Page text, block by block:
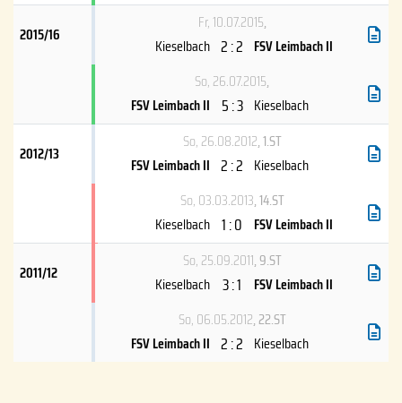
2015/16
Fr, 10.07.2015,
Kieselbach 2 : 2 FSV Leimbach II
So, 26.07.2015,
FSV Leimbach II 5 : 3 Kieselbach
2012/13
So, 26.08.2012, 1.ST
FSV Leimbach II 2 : 2 Kieselbach
So, 03.03.2013, 14.ST
Kieselbach 1 : 0 FSV Leimbach II
2011/12
So, 25.09.2011, 9.ST
Kieselbach 3 : 1
FSV Leimbach II
So, 06.05.2012, 22.ST
FSV Leimbach II 2 : 2 Kieselbach